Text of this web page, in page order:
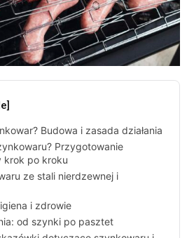
Budowa i zasada działania
Przygotowanie
krok po kroku
ze stali nierdzewnej i
i zdrowie
od szynki po pasztet